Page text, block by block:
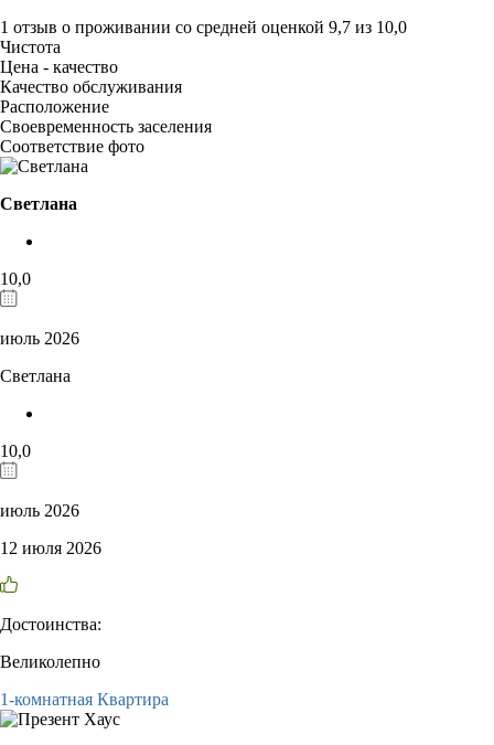
1 отзыв о проживании со средней оценкой 9,7 из 10,0
Чистота
Цена - качество
Качество обслуживания
Расположение
Своевременность заселения
Соответствие фото
Светлана
10,0
июль 2026
Светлана
10,0
июль 2026
12 июля 2026
Достоинства:
Великолепно
1-комнатная Квартира